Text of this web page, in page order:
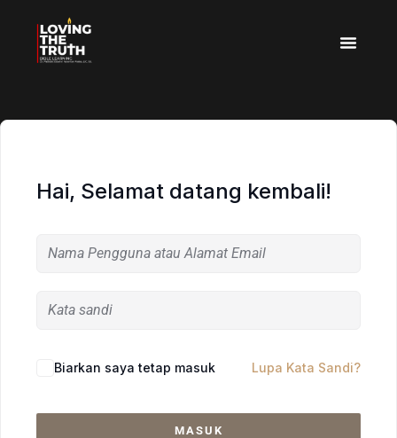
Hai, Selamat datang kembali!
Biarkan saya tetap masuk Lupa Kata Sandi?
MASUK